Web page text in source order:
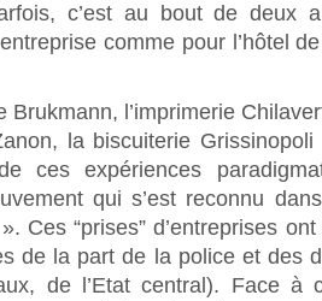
c’est au bout de deux
entreprise comme pour l’hôtel
Brukmann, l’imprimerie
la biscuiterie
ces expériences
qui s’est reconnu
Ces “prises” d’entreprises
de la part de la police et des
de l’Etat central). Face à